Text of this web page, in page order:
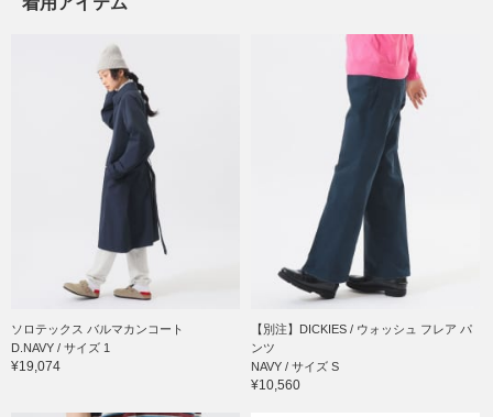
ソロテックス バルマカンコート
D.NAVY / サイズ 1
¥19,074
【別注】DICKIES / ウォッシュ フレア パ
ンツ
NAVY / サイズ S
¥10,560